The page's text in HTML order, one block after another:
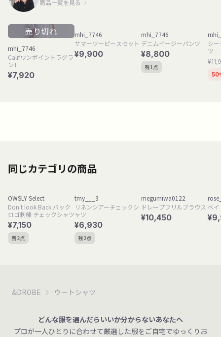
商品一覧を見る
売り切れ
mhi_7746
Califワンポイントラグラ
ンT
¥7,920
mhi_7746
サマーツーピースセット
¥9,900
mhi_7746
デニムイージーパンツ
¥8,800
残1点
シ
ツ
50
同じカテゴリの商品
OWSLY Select
Don't look Back バック
ロゴ刺繍 チェックシャツ
¥7,150
残2点
tmy___3
リネンシアーチェックシ
ャツ
¥6,930
残2点
megumiwa0122
ドレープフリルブラウス
¥10,450
ベ
&DROBE ウートシャツ
どんな服を選んだらいいか分からないあなたへ
プロが一人ひとりに合わせて厳選した服をご自宅でゆっくりお